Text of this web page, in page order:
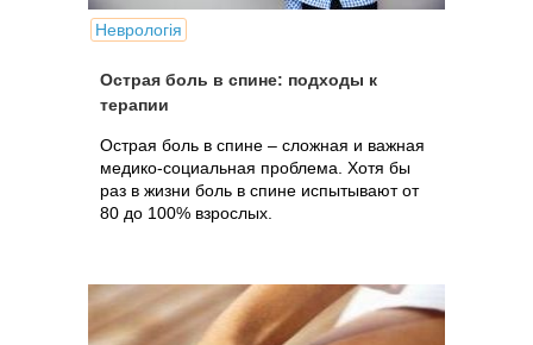
Неврологія
Острая боль в спине: подходы к
терапии
Острая боль в спине – сложная и важная
медико-социальная проблема. Хотя бы
раз в жизни боль в спине испытывают от
80 до 100% взрослых.